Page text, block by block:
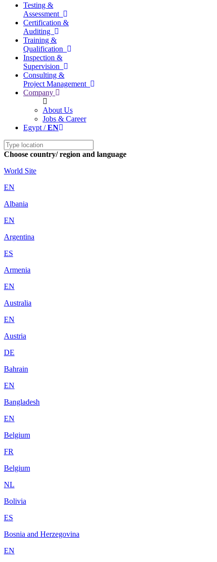
Testing &
Assessment
Certification &
Auditing
Training &
Qualification
Inspection &
Supervision
Consulting &
Project Management
Company
About Us
Jobs & Career
Egypt /EN
Choose country/ region and language
World Site
EN
Albania
EN
Argentina
ES
Armenia
EN
Australia
EN
Austria
DE
Bahrain
EN
Bangladesh
EN
Belgium
FR
Belgium
NL
Bolivia
ES
Bosnia and Herzegovina
EN